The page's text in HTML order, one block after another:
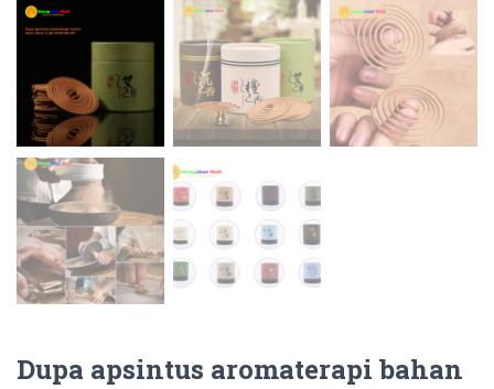
Dupa apsintus aromaterapi bahan